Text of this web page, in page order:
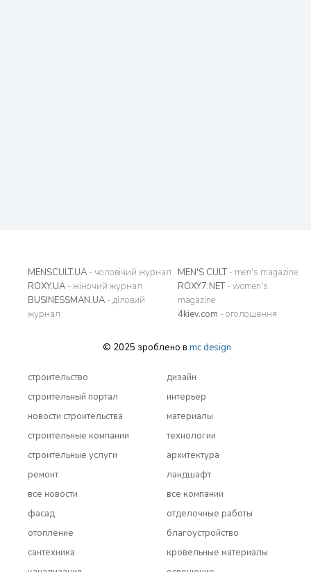
MENSCULT.UA - чоловічий журнал
ROXY.UA - жіночий журнал
BUSINESSMAN.UA - діловий
журнал
MEN'S CULT- men's magazine
ROXY7.NET- women's
magazine
4kiev.com - оголошення
© 2025 зроблено в mc design
строительство
строительный портал
новости строительства
строительные компании
строительные услуги
ремонт
все новости
дизайн
интерьер
материалы
технологии
архитектура
ландшафт
все компании
фасад
отопление
сантехника
отделочные работы
благоустройство
кровельные материалы